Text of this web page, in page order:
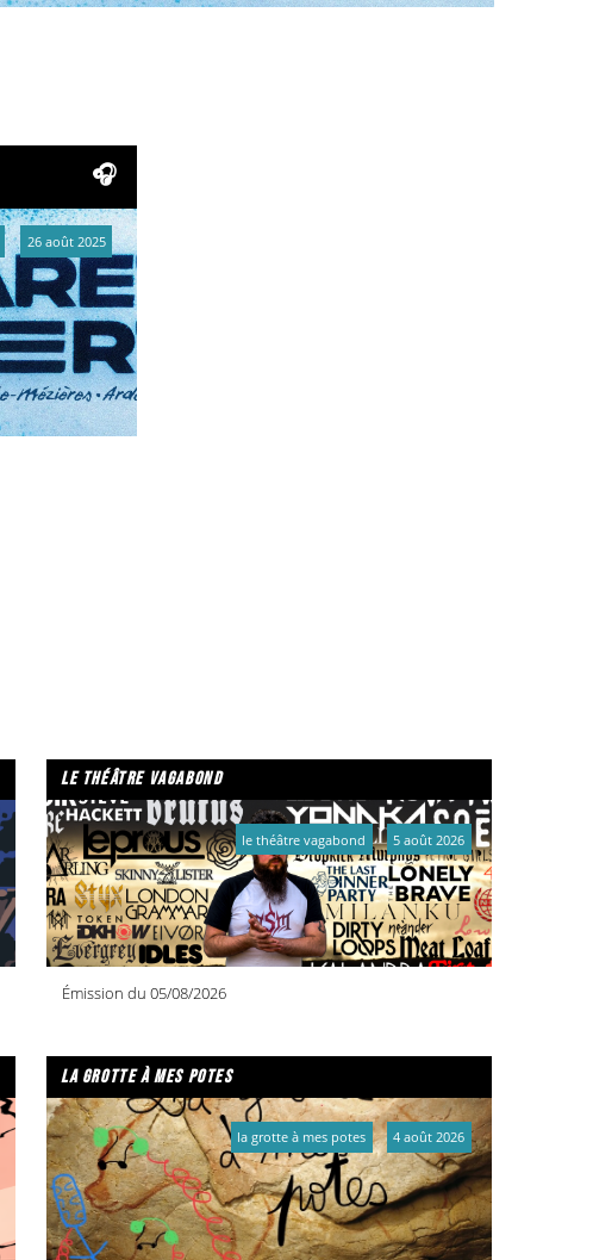
26 août 2025
le théâtre vagabond
Émission du 05/08/2026
le théâtre vagabond 5 août 2026
la grotte à mes potes
la grotte à mes potes 4 août 2026